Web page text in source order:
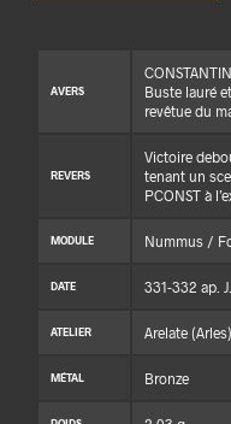
AVERS
Buste lauré
revêtue du
REVERS
Victoire
tenant un
PCONST à
MODULE Nummus /
DATE 331-332 ap.
ATELIER Arelate (Arles)
MÉTAL Bronze